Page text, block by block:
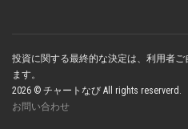
投資に関する最終的な決定は、利用者
ます。
2026 © チャートなび All rights
お問い合わせ